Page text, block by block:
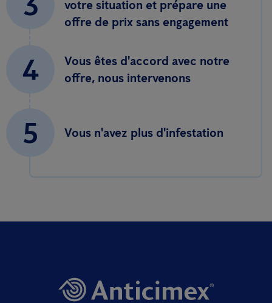
votre situation et prépare une
offre de prix sans engagement
4
Vous êtes d'accord avec notre
offre, nous intervenons
5 Vous n'avez plus d'infestation